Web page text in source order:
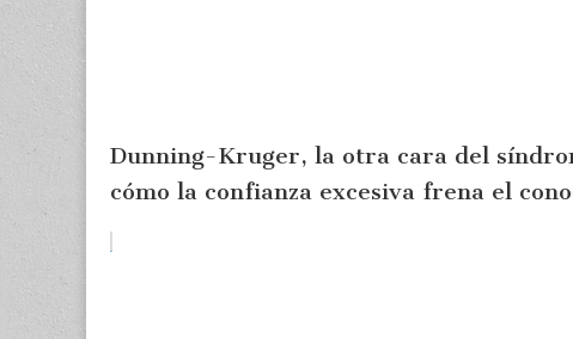
Dunning-Kruger, la otra cara del
cómo la confianza excesiva frena el